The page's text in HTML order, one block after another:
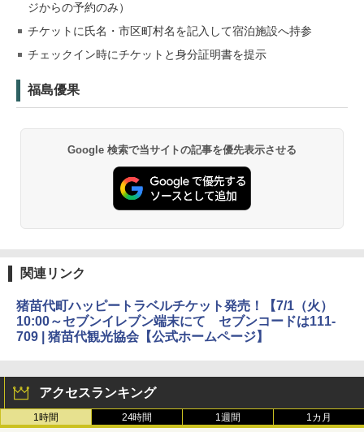
ジからの予約のみ）
チケットに氏名・市区町村名を記入して宿泊施設へ持参
チェックイン時にチケットと身分証明書を提示
福島優果
Google 検索で当サイトの記事を優先表示させる
関連リンク
猪苗代町ハッピートラベルチケット発売！【7/1（火）
10:00～セブンイレブン端末にて セブンコードは111-
709 | 猪苗代観光協会【公式ホームページ】
アクセスランキング
1時間 24時間 1週間 1カ月